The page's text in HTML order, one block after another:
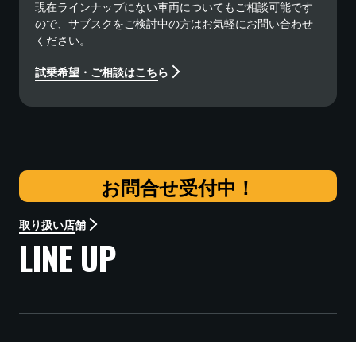
現在ラインナップにない車両についてもご相談可能です
ので、サブスクをご検討中の方はお気軽にお問い合わせ
ください。
試乗希望・ご相談はこちら
LINE UP
お問合せ受付中！
取り扱い店舗